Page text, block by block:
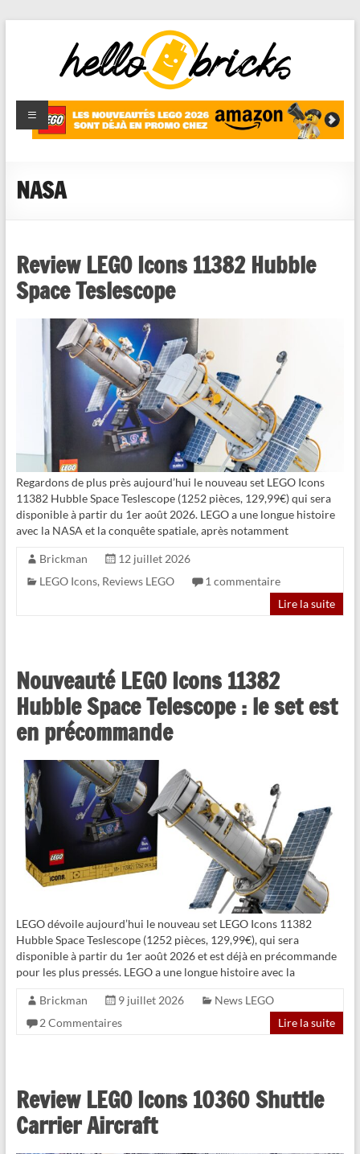
HelloBricks
Blog LEGO,
nouveaut�s
reviews
NASA
Review LEGO Icons 11382 Hubble
Space Teslescope
Regardons de plus près aujourd’hui le nouveau set LEGO Icons
11382 Hubble Space Teslescope (1252 pièces, 129,99€) qui sera
disponible à partir du 1er août 2026. LEGO a une longue histoire
avec la NASA et la conquête spatiale, après notamment
Brickman
12 juillet 2026
LEGO Icons, Reviews LEGO
1 commentaire
Lire la suite
Nouveauté LEGO Icons 11382
Hubble Space Telescope : le set est
en précommande
LEGO dévoile aujourd’hui le nouveau set LEGO Icons 11382
Hubble Space Teslescope (1252 pièces, 129,99€), qui sera
disponible à partir du 1er août 2026 et est déjà en précommande
pour les plus pressés. LEGO a une longue histoire avec la
Brickman 9 juillet 2026
News LEGO
2 Commentaires
Lire la suite
Review LEGO Icons 10360 Shuttle
Carrier Aircraft